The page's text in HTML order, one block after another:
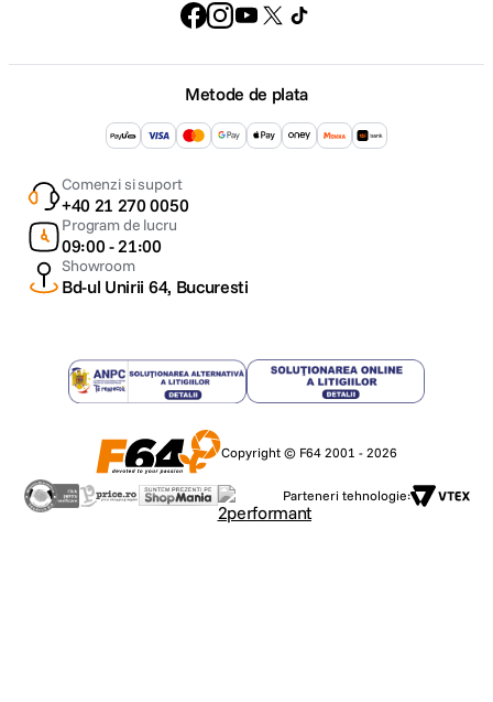
Metode de plata
Comenzi si suport
+40 21 270 0050
Program de lucru
09:00 - 21:00
Showroom
Bd-ul Unirii 64, Bucuresti
Copyright © F64 2001 - 2026
Parteneri tehnologie: